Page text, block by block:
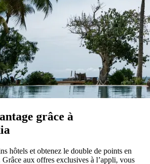
grâce à
hôtels et obtenez le double de points en
Grâce aux offres exclusives à l’appli, vous